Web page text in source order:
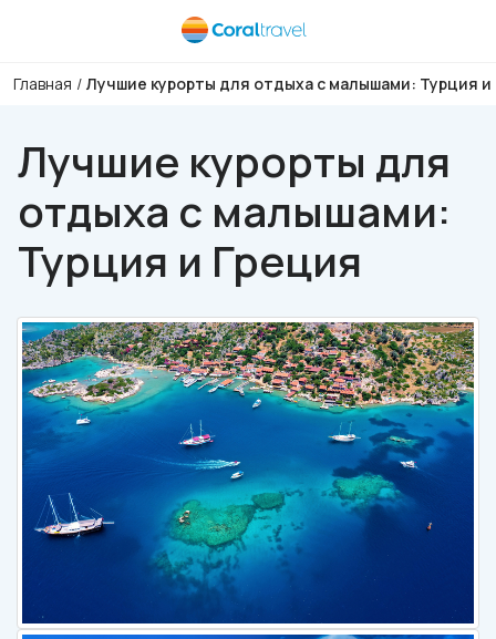
Главная / Лучшие курорты для отдыха с малышами: Турция и
Лучшие курорты для
отдыха с малышами:
Турция и Греция